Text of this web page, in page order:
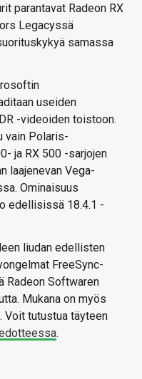
parantavat Radeon RX
Legacyssä
samassa
useiden
-videoiden toistoon.
vain Polaris-
ja RX 500 -sarjojen
laajenevan Vega-
Ominaisuus
edellisissä 18.4.1 -
liudan edellisten
FreeSync-
Radeon Softwaren
Mukana on myös
tutustua täyteen
.